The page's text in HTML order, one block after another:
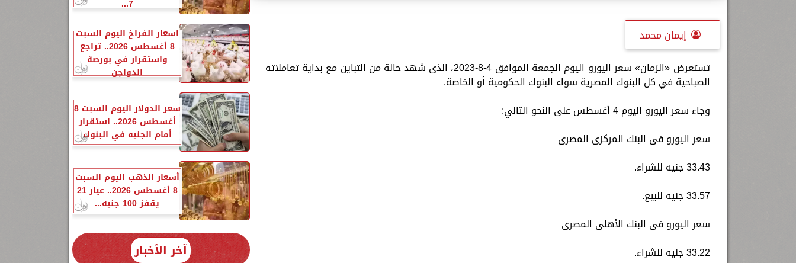
إيمان محمد
تستعرض «الزمان» سعر اليورو اليوم الجمعة الموافق 4-8-2023، الذى شهد حالة من التباين مع بداية تعاملاته
الصباحية في كل البنوك المصرية سواء البنوك الحكومية أو الخاصة.
وجاء سعر اليورو اليوم 4 أغسطس على النحو التالي:
سعر اليورو فى البنك المركزى المصرى
33.43 جنيه للشراء.
33.57 جنيه للبيع.
سعر اليورو فى البنك الأهلى المصرى
33.22 جنيه للشراء.
7...
أسعار الفراخ اليوم السبت
8 أغسطس 2026.. تراجع
واستقرار في بورصة
الدواجن
سعر الدولار اليوم السبت 8
أغسطس 2026.. استقرار
أمام الجنيه في البنوك
أسعار الذهب اليوم السبت
8 أغسطس 2026.. عيار 21
يقفز 100 جنيه...
آخر الأخبار